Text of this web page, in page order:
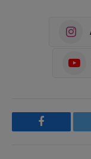
Facebook